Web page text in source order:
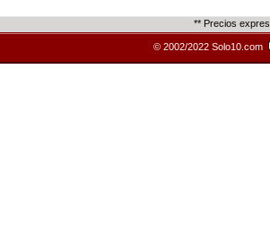
** Precios
© 2002/2022 Solo10.com